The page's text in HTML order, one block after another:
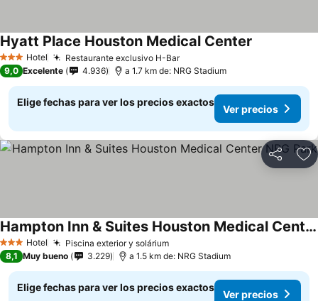
3 Estrellas
Hotel Restaurante exclusivo H-BarVer precios
Hyatt Place Houston Medical Center
9,0 Excelente 4.936 a 1.7 km de: NRG Stadium
Elige fechas para ver los precios exactos
Ver precios
Compartir
3 Estrellas
Hotel Piscina exterior y soláriumVer precios
Hampton Inn & Suites Houston Medical Center NRG Park
Ver precios
8,1 Muy bueno 3.229 a 1.5 km de: NRG Stadium
Elige fechas para ver los precios exactos
Ver precios